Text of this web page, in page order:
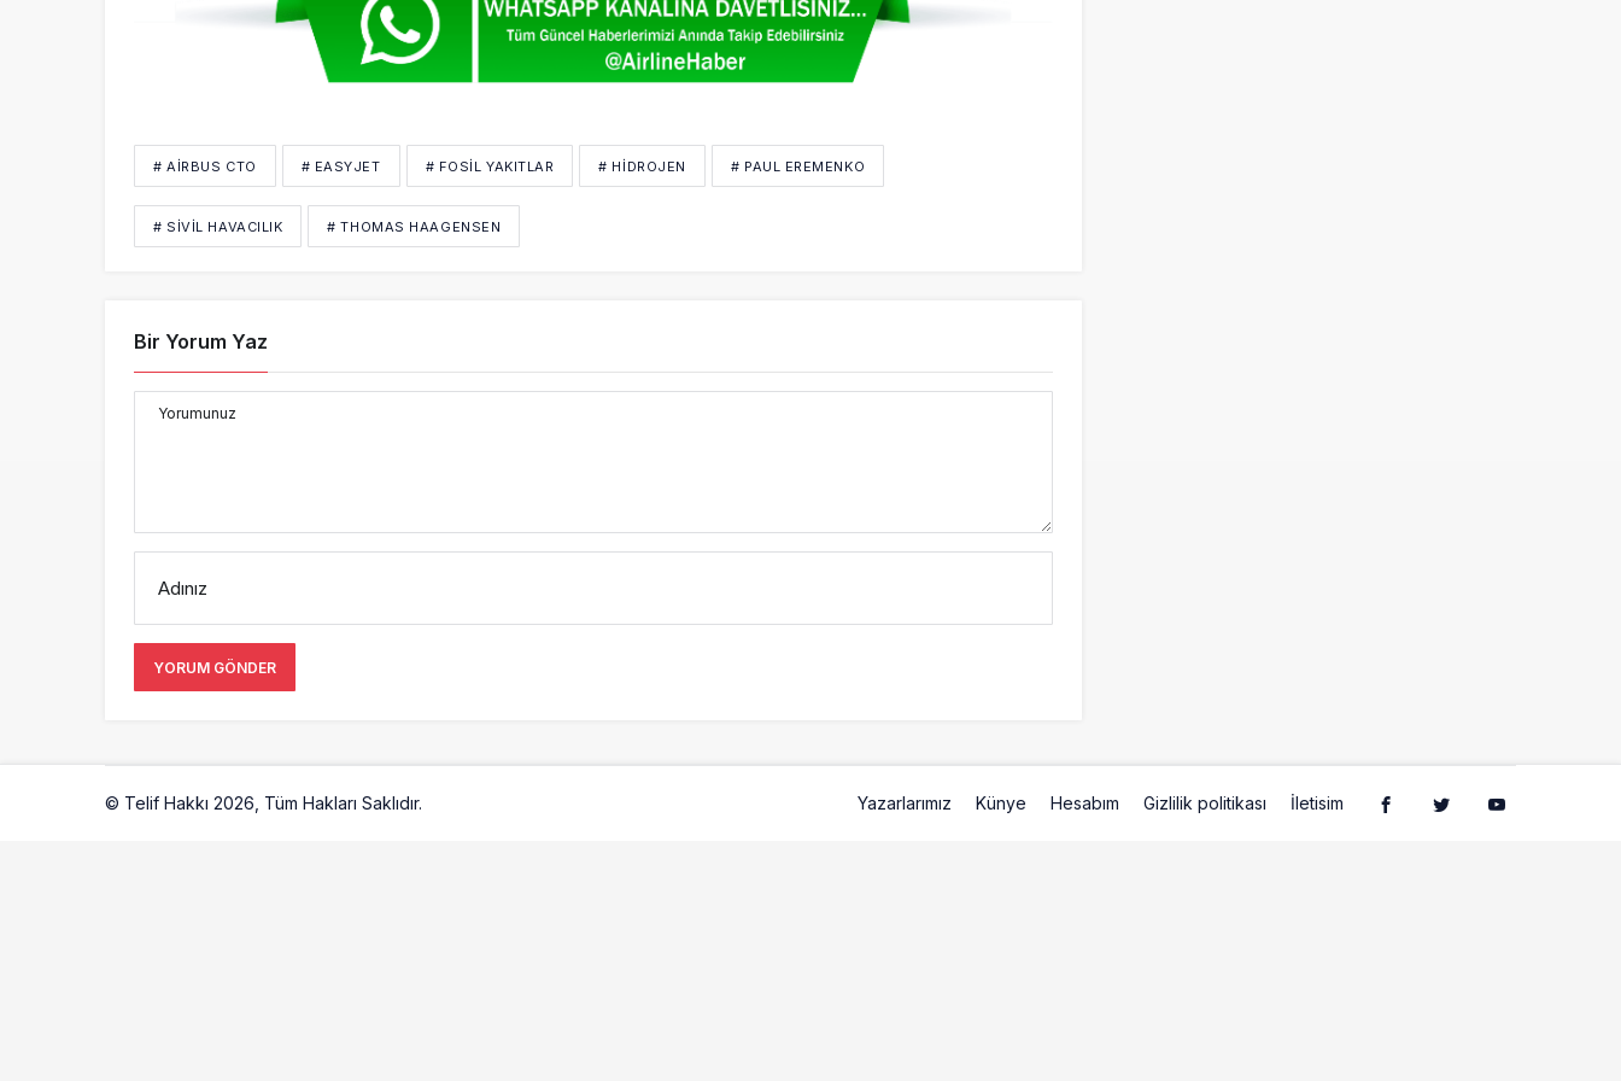
# AIRBUS CTO # EASYJET # FOSIL YAKITLAR # HIDROJEN # PAUL EREMENKO
# SİVİL HAVACILIK # THOMAS HAAGENSEN
Bir Yorum Yaz
Yorumunuz
Adınız
YORUM GÖNDER
© Telif Hakkı 2026, Tüm Hakları Saklıdır. Yazarlarımız Künye Hesabım Gizlilik politikası İletisim